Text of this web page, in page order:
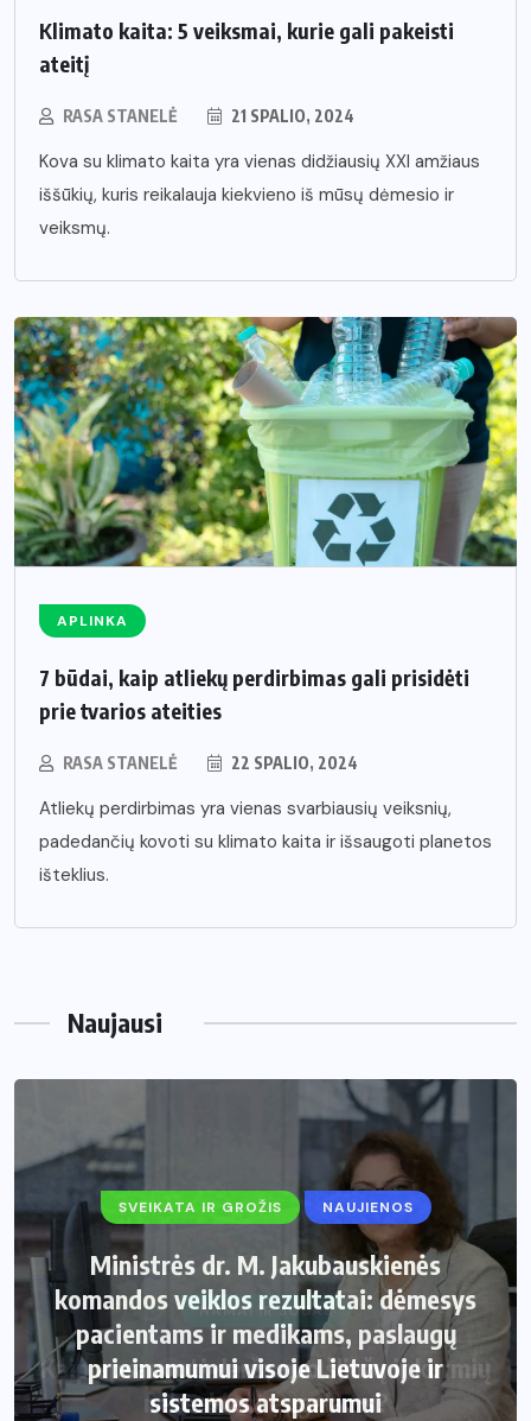
Klimato kaita: 5 veiksmai, kurie gali pakeisti
ateitį
RASA STANELĖ 21 SPALIO, 2024
Kova su klimato kaita yra vienas didžiausių XXI amžiaus
iššūkių, kuris reikalauja kiekvieno iš mūsų dėmesio ir
veiksmų.
APLINKA
7 būdai, kaip atliekų perdirbimas gali prisidėti
prie tvarios ateities
RASA STANELĖ 22 SPALIO, 2024
Atliekų perdirbimas yra vienas svarbiausių veiksnių,
padedančių kovoti su klimato kaita ir išsaugoti planetos
išteklius.
Naujausi
SVEIKATA IR GROŽIS NAUJIENOS
Ministrės dr. M. Jakubauskienės
komandos veiklos rezultatai: dėmesys
pacientams ir medikams, paslaugų
prieinamumui visoje Lietuvoje ir
sistemos atsparumui